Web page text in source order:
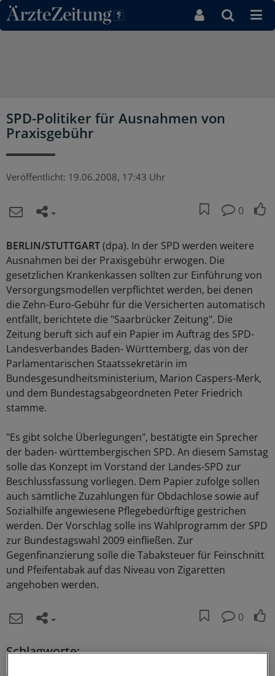
Direkt zum Inhaltsbereich
SPD-Politiker für Ausnahmen von
Praxisgebühr
Veröffentlicht: 19.06.2008, 17:43 Uhr
0
BERLIN/STUTTGART(dpa). In der SPD werden weitere
Ausnahmen bei der Praxisgebühr erwogen. Die
gesetzlichen Krankenkassen sollten zur Einführung von
Versorgungsmodellen verpflichtet werden, bei denen
die Zehn-Euro-Gebühr für die Versicherten automatisch
entfällt, berichtete die "Saarbrücker Zeitung". Die
Zeitung beruft sich auf ein Papier im Auftrag des SPD-
Landesverbandes Baden- Württemberg, das von der
Parlamentarischen Staatssekretärin im
Bundesgesundheitsministerium, Marion Caspers-Merk,
und dem Bundestagsabgeordneten Peter Friedrich
stamme.
"Es gibt solche Überlegungen", bestätigte ein Sprecher
der baden- württembergischen SPD. An diesem Samstag
solle das Konzept im Vorstand der Landes-SPD zur
Beschlussfassung vorliegen. Dem Papier zufolge sollen
auch sämtliche Zuzahlungen für Obdachlose sowie auf
Sozialhilfe angewiesene Pflegebedürftige gestrichen
werden. Der Vorschlag solle ins Wahlprogramm der SPD
zur Bundestagswahl 2009 einfließen. Zur
Gegenfinanzierung solle die Tabaksteuer für Feinschnitt
und Pfeifentabak auf das Niveau von Zigaretten
angehoben werden.
0
Schlagworte: